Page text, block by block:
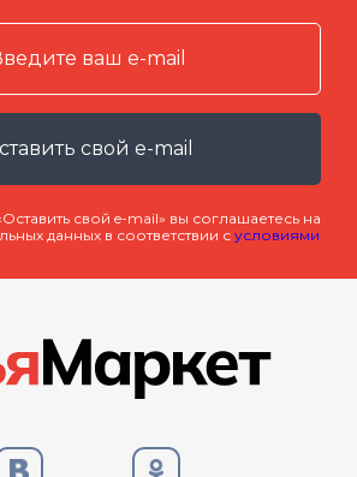
свой e-mail
свой e-mail» вы соглашаетесь на
данных в соответствии с условиями